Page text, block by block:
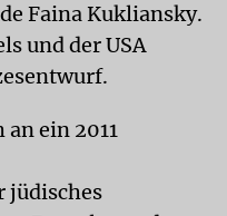
Faina Kukliansky.
und der USA
ein 2011
jüdisches